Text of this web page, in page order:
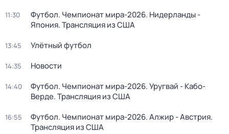
11:30
Футбол. Чемпионат мира-2026. Нидерланды -
Япония. Трансляция из США
13:45 Улётный футбол
14:35 Новости
14:40
Футбол. Чемпионат мира-2026. Уругвай - Кабо-
Верде. Трансляция из США
16:55
Футбол. Чемпионат мира-2026. Алжир - Австрия.
Трансляция из США